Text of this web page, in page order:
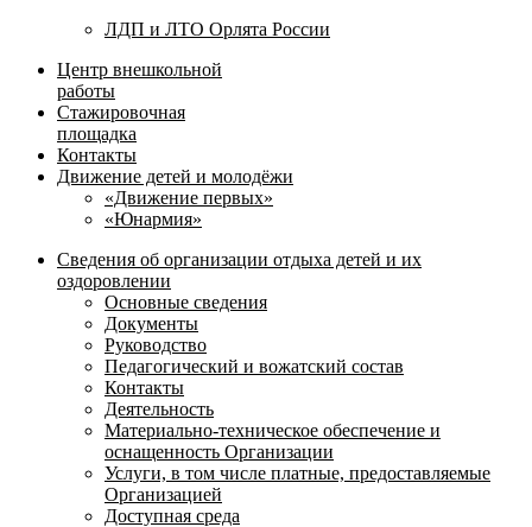
ЛДП и ЛТО Орлята России
Центр внешкольной
работы
Стажировочная
площадка
Контакты
Движение детей и молодёжи
«Движение первых»
«Юнармия»
Сведения об организации отдыха детей и их
оздоровлении
Основные сведения
Документы
Руководство
Педагогический и вожатский состав
Контакты
Деятельность
Материально-техническое обеспечение и
оснащенность Организации
Услуги, в том числе платные, предоставляемые
Организацией
Доступная среда